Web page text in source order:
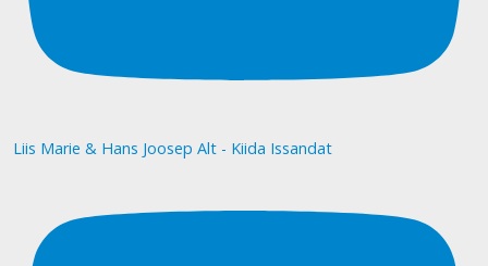
Liis Marie & Hans Joosep Alt - Kiida Issandat